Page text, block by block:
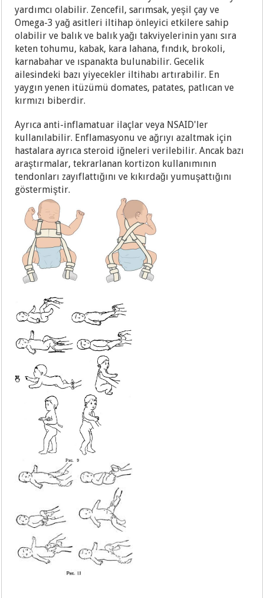
yardımcı olabilir. Zencefil, sarımsak, yeşil çay ve
Omega-3 yağ asitleri iltihap önleyici etkilere sahip
olabilir ve balık ve balık yağı takviyelerinin yanı sıra
keten tohumu, kabak, kara lahana, fındık, brokoli,
karnabahar ve ıspanakta bulunabilir. Gecelik
ailesindeki bazı yiyecekler iltihabı artırabilir. En
yaygın yenen itüzümü domates, patates, patlıcan ve
kırmızı biberdir.
Ayrıca anti-inflamatuar ilaçlar veya NSAID'ler
kullanılabilir. Enflamasyonu ve ağrıyı azaltmak için
hastalara ayrıca steroid iğneleri verilebilir. Ancak bazı
araştırmalar, tekrarlanan kortizon kullanımının
tendonları zayıflattığını ve kıkırdağı yumuşattığını
göstermiştir.